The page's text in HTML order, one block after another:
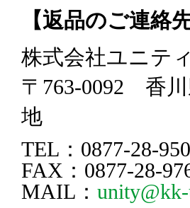
【返品のご連絡先
株式会社ユニテ
〒763-0092 香
地
TEL：0877-28-
FAX：0877-28-
MAIL：